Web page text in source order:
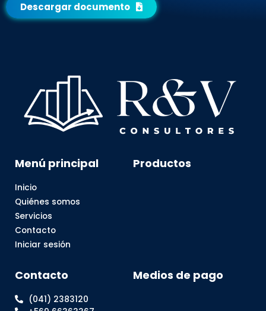
Descargar documento
Menú principal
Inicio
Quiénes somos
Servicios
Contacto
Iniciar sesión
Productos
Contacto
(041) 2383120
Medios de pago